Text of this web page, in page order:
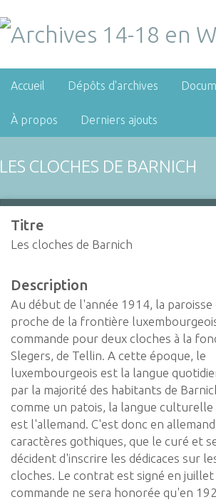
Accueil Dépôts d'archives
À propos Derniers ajouts
LES CLOCHES DE BARNICH
Titre
Les cloches de Barnich
Description
Au début de l'année 1914, la paroisse
proche de la frontière
commande pour deux cloches à la
Slegers, de Tellin. A cette époque, le
luxembourgeois est la langue
par la majorité des habitants de
comme un patois, la langue
est l'allemand. C'est donc en
caractères gothiques, que le curé et
décident d'inscrire les dédicaces sur
cloches. Le contrat est signé en juillet
commande ne sera honorée qu'en